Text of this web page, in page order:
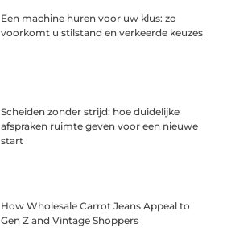
Een machine huren voor uw klus: zo
voorkomt u stilstand en verkeerde keuzes
Scheiden zonder strijd: hoe duidelijke
afspraken ruimte geven voor een nieuwe
start
How Wholesale Carrot Jeans Appeal to
Gen Z and Vintage Shoppers